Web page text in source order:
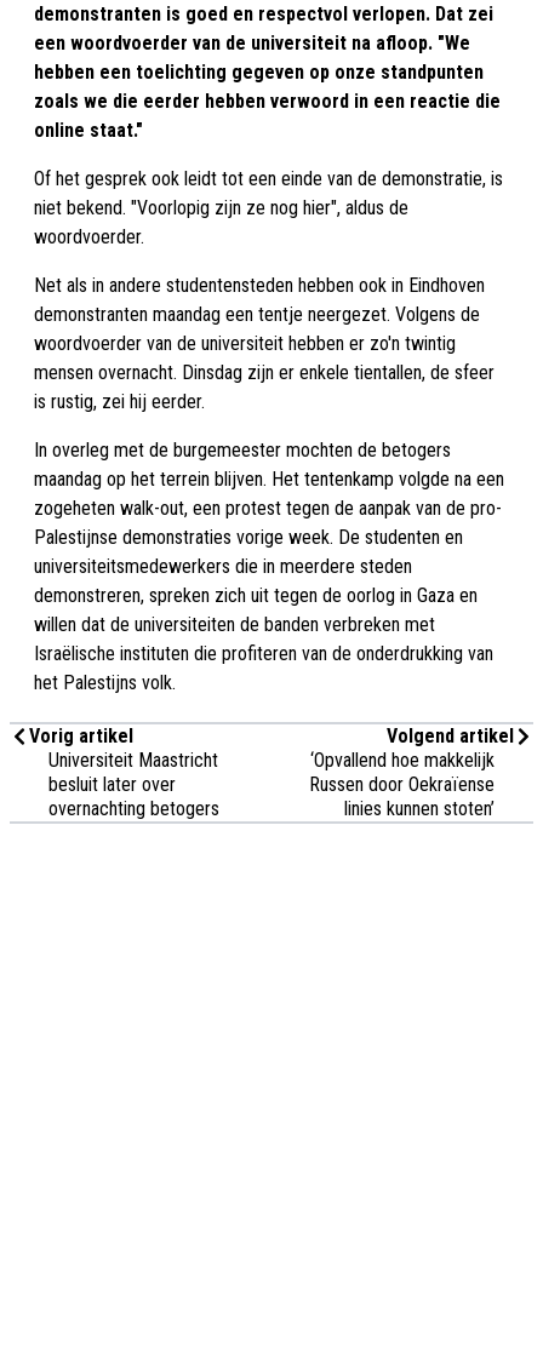
demonstranten is goed en respectvol verlopen. Dat zei
een woordvoerder van de universiteit na afloop. "We
hebben een toelichting gegeven op onze standpunten
zoals we die eerder hebben verwoord in een reactie die
online staat."
Of het gesprek ook leidt tot een einde van de demonstratie, is
niet bekend. "Voorlopig zijn ze nog hier", aldus de
woordvoerder.
Net als in andere studentensteden hebben ook in Eindhoven
demonstranten maandag een tentje neergezet. Volgens de
woordvoerder van de universiteit hebben er zo'n twintig
mensen overnacht. Dinsdag zijn er enkele tientallen, de sfeer
is rustig, zei hij eerder.
In overleg met de burgemeester mochten de betogers
maandag op het terrein blijven. Het tentenkamp volgde na een
zogeheten walk-out, een protest tegen de aanpak van de pro-
Palestijnse demonstraties vorige week. De studenten en
universiteitsmedewerkers die in meerdere steden
demonstreren, spreken zich uit tegen de oorlog in Gaza en
willen dat de universiteiten de banden verbreken met
Israëlische instituten die profiteren van de onderdrukking van
het Palestijns volk.
Vorig artikel
Universiteit Maastricht
besluit later over
overnachting betogers
Volgend artikel
‘Opvallend hoe makkelijk
Russen door Oekraïense
linies kunnen stoten’